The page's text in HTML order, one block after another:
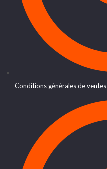
Conditions générales de ventes